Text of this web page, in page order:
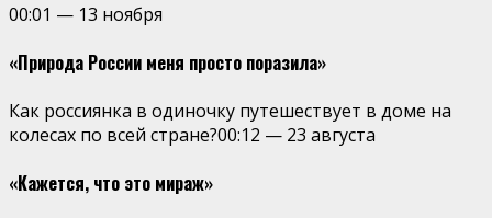
00:01 — 13 ноября
«Природа России меня просто поразила»
Как россиянка в одиночку путешествует в доме на
колесах по всей стране?00:12 — 23 августа
«Кажется, что это мираж»